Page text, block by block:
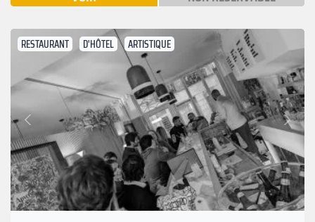
RESTAURANT D'HÔTEL ARTISTIQUE
Précédent
Suivant